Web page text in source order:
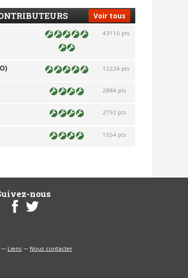
Voir tous
43110 pts
12224 pts
2884 pts
2792 pts
1554 pts
nous
—Liens—Nous contacter